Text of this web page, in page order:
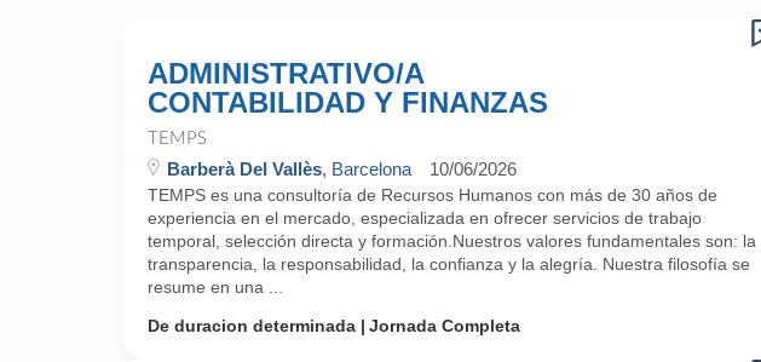
ADMINISTRATIVO/A
CONTABILIDAD Y FINANZAS
TEMPS
Barberà Del Vallès, Barcelona 10/06/2026
TEMPS es una consultoría de Recursos Humanos con más de 30 años de
experiencia en el mercado, especializada en ofrecer servicios de trabajo
temporal, selección directa y formación.Nuestros valores fundamentales son: la
transparencia, la responsabilidad, la confianza y la alegría. Nuestra filosofía se
resume en una ...
De duracion determinada
Jornada Completa